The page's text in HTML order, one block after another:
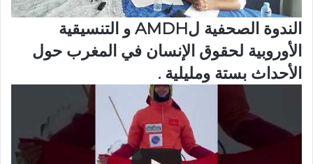
الندوة الصحفية لAMDH و التنسيقية
الأوروبية لحقوق الإنسان في المغرب حول
الأحداث بستة ومليلية .